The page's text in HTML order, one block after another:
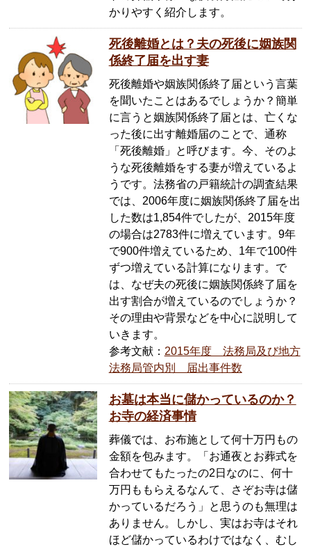
かりやすく紹介します。
死後離婚とは？夫の死後に姻族関
係終了届を出す妻
死後離婚や姻族関係終了届という言葉
を聞いたことはあるでしょうか？簡単
に言うと姻族関係終了届とは、亡くな
った後に出す離婚届のことで、通称
「死後離婚」と呼びます。今、そのよ
うな死後離婚をする妻が増えているよ
うです。法務省の戸籍統計の調査結果
では、2006年度に姻族関係終了届を出
した数は1,854件でしたが、2015年度
の場合は2783件に増えています。9年
で900件増えているため、1年で100件
ずつ増えている計算になります。で
は、なぜ夫の死後に姻族関係終了届を
出す割合が増えているのでしょうか？
その理由や背景などを中心に説明して
いきます。
参考文献： 2015年度 法務局及び地方
法務局管内別 届出事件数
お墓は本当に儲かっているのか？
お寺の経済事情
葬儀では、お布施として何十万円もの
金額を包みます。「お通夜とお葬式を
合わせてもたったの2日なのに、何十
万円ももらえるなんて、さぞお寺は儲
かっているだろう」と思うのも無理は
ありません。しかし、実はお寺はそれ
ほど儲かっているわけではなく、むし